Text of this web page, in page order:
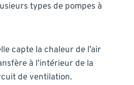
types de pompes à
capte la chaleur de l’air
à l’intérieur de la
de ventilation.